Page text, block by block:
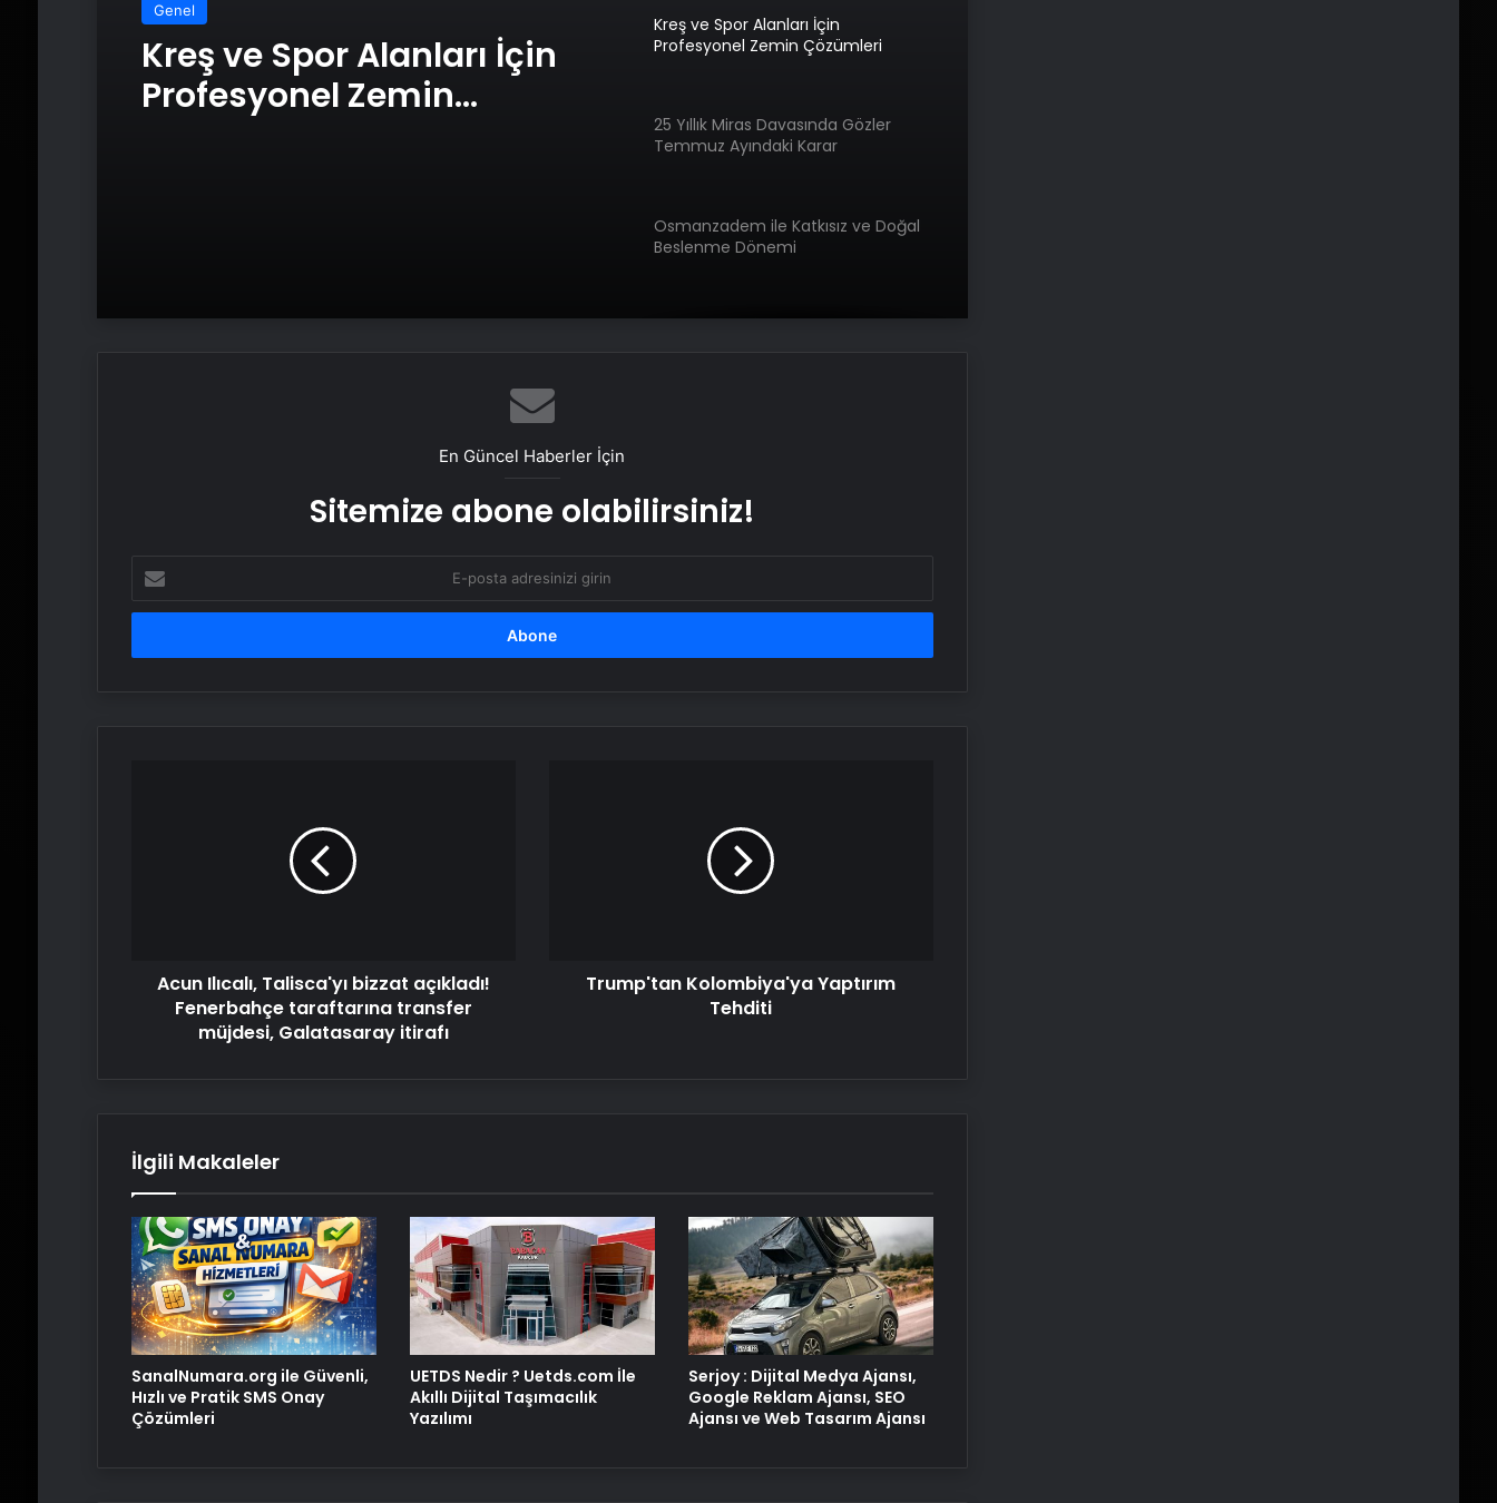
Genel
Kreş ve Spor Alanları İçin
Profesyonel Zemin
Kreş ve Spor Alanları İçin
Profesyonel Zemin Çözümleri
25 Yıllık Miras Davasında Gözler
Temmuz Ayındaki Karar
Osmanzadem ile Katkısız ve Doğal
Beslenme Dönemi
Sosyox, Sosyal Medyada Büyümenin
Zarafetin ve Kalitenin Yeni Adı Roxx
Signature
Osmanzadem ile Katkısız ve Doğal
Beslenme Dönemi
Ortopodoloji İle Diyabetik Ayak
Yarası Tedavisi
En Güncel Haberler İçin
Sitemize abone olabilirsiniz!
posta
adresinizi
Galatasaray
Acun Ilıcalı, Talisca'yı bizzat açıkladı!
Fenerbahçe taraftarına transfer
müjdesi, Galatasaray itirafı
Trump'tan Kolombiya'ya Yaptırım
Tehditi
İlgili Makaleler
SanalNumara.org ile Güvenli,
Hızlı ve Pratik SMS Onay
Çözümleri
UETDS Nedir ? Uetds.com İle
Akıllı Dijital Taşımacılık
Yazılımı
Serjoy : Dijital Medya Ajansı,
Google Reklam Ajansı, SEO
Ajansı ve Web Tasarım Ajansı